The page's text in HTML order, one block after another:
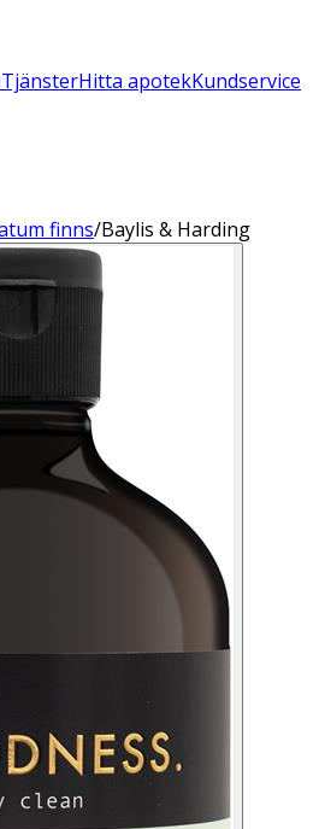
TjänsterHitta apotekKundservice
finns/Baylis & Harding